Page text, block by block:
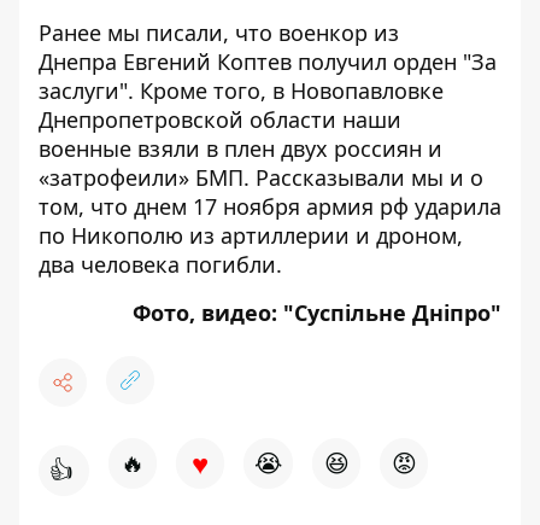
Ранее мы писали, что военкор из
Днепра Евгений Коптев получил орден "За
заслуги". Кроме того, в Новопавловке
Днепропетровской области наши
военные взяли в плен двух россиян и
«затрофеили» БМП. Рассказывали мы и о
том, что днем ​​17 ноября армия рф ударила
по Никополю из артиллерии и дроном,
два человека погибли.
Фото, видео: "Суспільне Дніпро"
👍 🔥 ♥ 😭 😆 😡